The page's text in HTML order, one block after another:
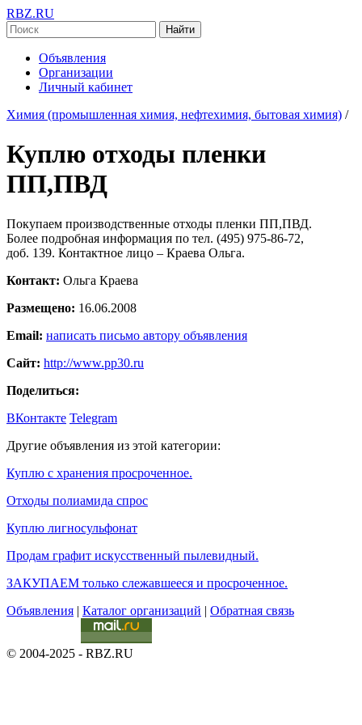
RBZ.RU
Найти
Объявления
Организации
Личный кабинет
Химия (промышленная химия, нефтехимия, бытовая химия) /
Куплю отходы пленки
ПП,ПВД
Покупаем производственные отходы пленки ПП,ПВД.
Более подробная информация по тел. (495) 975-86-72,
доб. 139. Контактное лицо – Краева Ольга.
Контакт: Ольга Краева
Размещено: 16.06.2008
Email: написать письмо автору объявления
Сайт: http://www.pp30.ru
Поделиться:
ВКонтакте Telegram
Другие объявления из этой категории:
Куплю с хранения просроченное.
Отходы полиамида спрос
Куплю лигносульфонат
Продам графит искусственный пылевидный.
ЗАКУПАЕМ только слежавшееся и просроченное.
Объявления | Каталог организаций | Обратная связь
© 2004-2025 - RBZ.RU